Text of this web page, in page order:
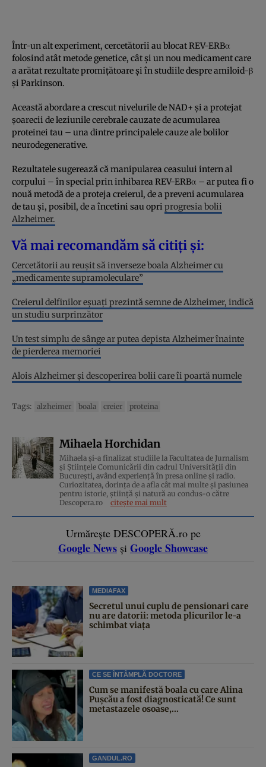
Într-un alt experiment, cercetătorii au blocat REV-ERBα
folosind atât metode genetice, cât și un nou medicament care
a arătat rezultate promițătoare și în studiile despre amiloid-β
și Parkinson.
Această abordare a crescut nivelurile de NAD+ și a protejat
șoarecii de leziunile cerebrale cauzate de acumularea
proteinei tau – una dintre principalele cauze ale bolilor
neurodegenerative.
Rezultatele sugerează că manipularea ceasului intern al
corpului – în special prin inhibarea REV-ERBα – ar putea fi o
nouă metodă de a proteja creierul, de a preveni acumularea
de tau și, posibil, de a încetini sau opri progresia bolii
Alzheimer.
Vă mai recomandăm să citiți și:
Cercetătorii au reușit să inverseze boala Alzheimer cu
„medicamente supramoleculare”
Creierul delfinilor eșuați prezintă semne de Alzheimer, indică
un studiu surprinzător
Un test simplu de sânge ar putea depista Alzheimer înainte
de pierderea memoriei
Alois Alzheimer și descoperirea bolii care îi poartă numele
Tags: alzheimer boala creier proteina
Mihaela Horchidan
Mihaela și-a finalizat studiile la Facultatea de Jurnalism
și Științele Comunicării din cadrul Universității din
București, având experiență în presa online și radio.
Curiozitatea, dorința de a afla cât mai multe și pasiunea
pentru istorie, ştiinţă şi natură au condus-o către
Descopera.ro
citește mai mult
Urmărește DESCOPERĂ.ro pe
Google News și Google Showcase
MEDIAFAX
Secretul unui cuplu de pensionari care
nu are datorii: metoda plicurilor le-a
schimbat viața
CE SE ÎNTÂMPLĂ DOCTORE
Cum se manifestă boala cu care Alina
Pușcău a fost diagnosticată! Ce sunt
metastazele osoase,...
GANDUL.RO